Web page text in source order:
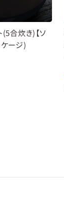
合炊き)【ソ
ケージ)